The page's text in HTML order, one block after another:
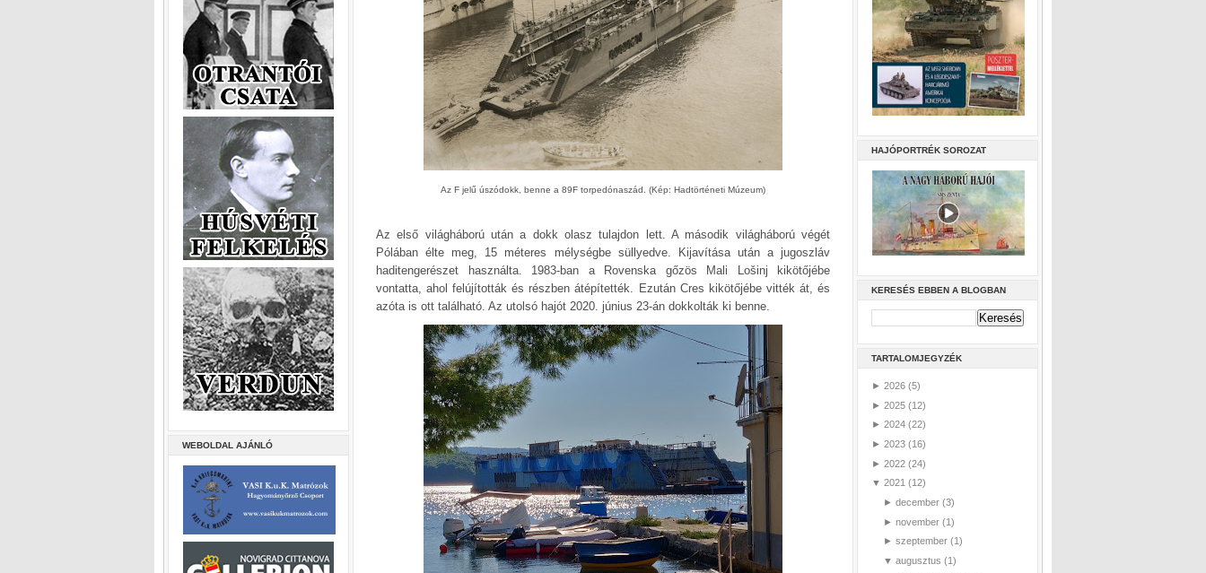
WEBOLDAL AJÁNLÓ
Az F jelű úszódokk, benne a 89F torpedónaszád. (Kép: Hadtörténeti Múzeum)
Az első világháború után a dokk olasz tulajdon lett. A második világháború végét
Pólában élte meg, 15 méteres mélységbe süllyedve. Kijavítása után a jugoszláv
haditengerészet használta. 1983-ban a Rovenska gőzös Mali Lošinj kikötőjébe
vontatta, ahol felújították és részben átépítették. Ezután Cres kikötőjébe vitték át, és
azóta is ott található. Az utolsó hajót 2020. június 23-án dokkolták ki benne.
HAJÓPORTRÉK SOROZAT
KERESÉS EBBEN A BLOGBAN
TARTALOMJEGYZÉK
► 2026 (5)
► 2025 (12)
► 2024 (22)
► 2023 (16)
► 2022 (24)
▼ 2021 (12)
► december (3)
► november (1)
► szeptember (1)
▼ augusztus (1)